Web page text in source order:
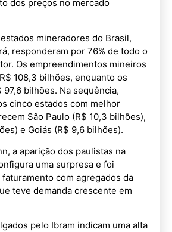
dos preços no mercado
mineradores do Brasil,
responderam por 76% de todo o
Os empreendimentos mineiros
108,3 bilhões, enquanto os
97,6 bilhões. Na sequência,
cinco estados com melhor
São Paulo (R$ 10,3 bilhões),
e Goiás (R$ 9,6 bilhões).
a aparição dos paulistas na
uma surpresa e foi
com agregados da
teve demanda crescente em
pelo Ibram indicam uma alta